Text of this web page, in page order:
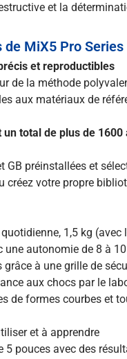
et la
MiX5 Pro
et reproductibles
de la méthode
aux matériaux de
total de plus de
GB préinstallées et
créez votre propre
1,5 kg
une autonomie de 8 à
à une grille de
aux chocs par le
de formes courbes et
et à apprendre
5 pouces avec des